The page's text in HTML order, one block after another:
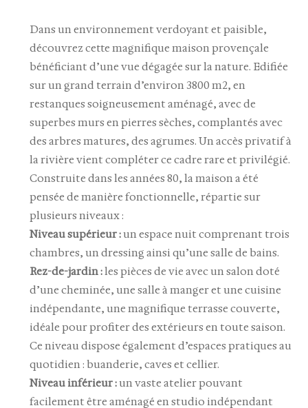
Dans un environnement verdoyant et paisible,
découvrez cette magnifique maison provençale
bénéficiant d’une vue dégagée sur la nature. Edifiée
sur un grand terrain d’environ 3800 m2, en
restanques soigneusement aménagé, avec de
superbes murs en pierres sèches, complantés avec
des arbres matures, des agrumes. Un accès privatif à
la rivière vient compléter ce cadre rare et privilégié.
Construite dans les années 80, la maison a été
pensée de manière fonctionnelle, répartie sur
plusieurs niveaux :
Niveau supérieur :un espace nuit comprenant trois
chambres, un dressing ainsi qu’une salle de bains.
Rez-de-jardin :les pièces de vie avec un salon doté
d’une cheminée, une salle à manger et une cuisine
indépendante, une magnifique terrasse couverte,
idéale pour profiter des extérieurs en toute saison.
Ce niveau dispose également d’espaces pratiques au
quotidien : buanderie, caves et cellier.
Niveau inférieur :un vaste atelier pouvant
facilement être aménagé en studio indépendant